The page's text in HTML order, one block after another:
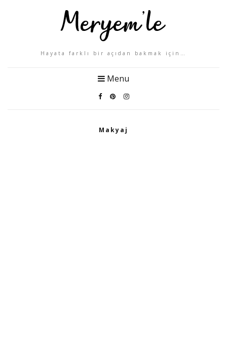
Hayata farklı bir açıdan bakmak için…
Menu
Makyaj